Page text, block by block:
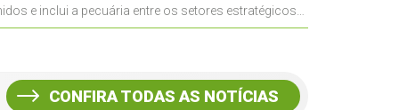
e inclui a pecuária entre os setores estratégicos
CONFIRA TODAS AS NOTÍCIAS